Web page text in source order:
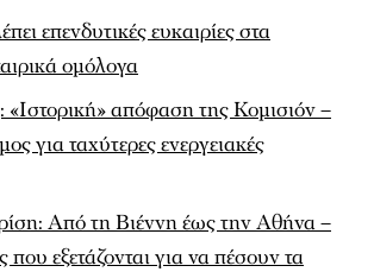
επενδυτικές ευκαιρίες στα
ομόλογα
απόφαση της Κομισιόν –
για ταχύτερες ενεργειακές
Από τη Βιέννη έως την Αθήνα –
που εξετάζονται για να πέσουν τα